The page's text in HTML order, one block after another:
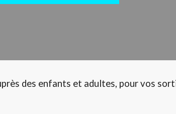
des enfants et adultes, pour vos